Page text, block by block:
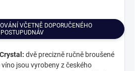
VČETNĚ DOPORUČENÉHO
POSTUPUDNÁV
dvě precizně ručně broušené
jsou vyrobeny z českého